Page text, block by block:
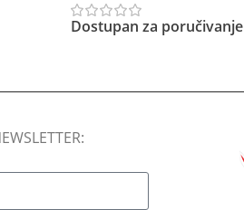
Dostupan za poručivanje